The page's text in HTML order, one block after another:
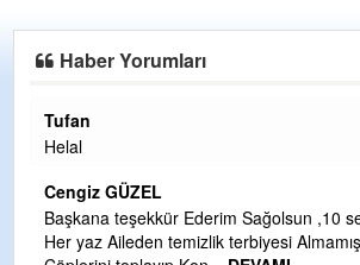
Haber Yorumları
Halil Aydın
Çırak ustasından öğrenir kısmet
CEVDET YILMAZ
GULDERE DERE ÇALIŞMALARI,